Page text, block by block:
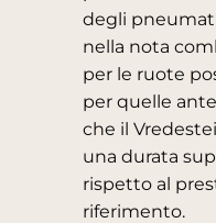
degli
nella nota
per le ruote
per quelle
che il
una durata
rispetto al
riferimento.